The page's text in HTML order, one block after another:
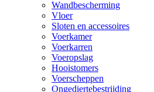
Wandbescherming
Vloer
Sloten en accessoires
Voerkamer
Voerkarren
Voeropslag
Hooistomers
Voerscheppen
Ongediertebestrijding